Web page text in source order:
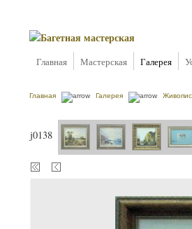
Главная Мастерская Галерея
Главная Галерея
j0138